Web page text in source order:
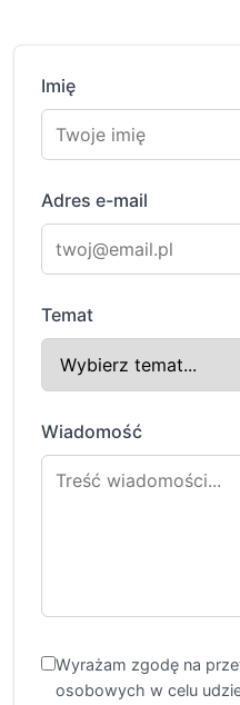
Imię
Adres e-mail
Temat
Wiadomość
Wyrażam zgodę na
osobowych w celu